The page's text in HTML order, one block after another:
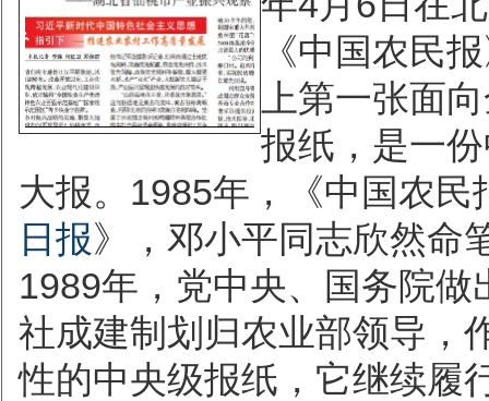
《中国农民
上第一张面
报纸，是一
大报。 1985年，《中国农民
日报》，邓小平同志欣然命
1989年，党中央、国务院做
社成建制划归农业部领导，
性的中央级报纸，它继续履